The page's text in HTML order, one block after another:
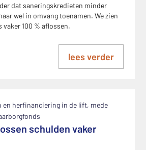
dat saneringskredieten minder
wel in omvang toenamen. We zien
100 % aflossen.
lees verder
en herfinanciering in de lift, mede
schulden vaker